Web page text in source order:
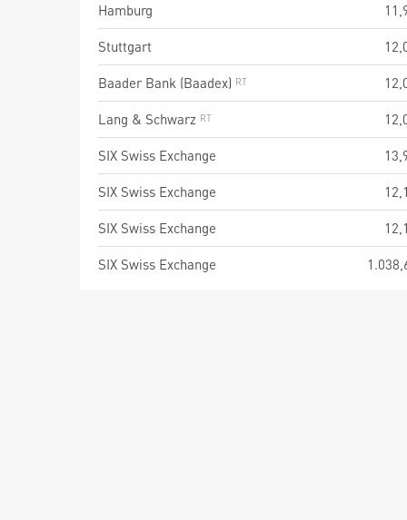
Hamburg
Stuttgart
Baader Bank (Baadex)
Lang & Schwarz
SIX Swiss Exchange
SIX Swiss Exchange
SIX Swiss Exchange
SIX Swiss Exchange